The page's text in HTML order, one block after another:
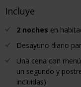
Incluye
2 noches en
Desayuno diario
Una cena con
un segundo y
incluidas)